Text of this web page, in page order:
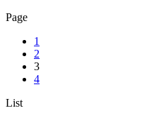
Page
1
2
3
4
List